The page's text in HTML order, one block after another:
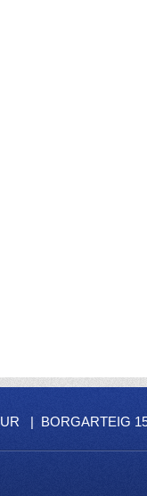
| BORGARTEIG